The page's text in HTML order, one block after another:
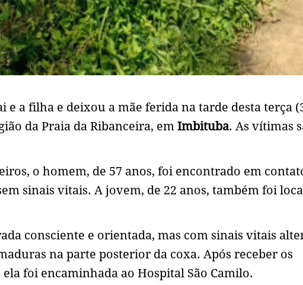
a filha e deixou a mãe ferida na tarde desta terça
da Praia da Ribanceira, em Imbituba. As vítimas
o homem, de 57 anos, foi encontrado em
sinais vitais. A jovem, de 22 anos, também foi
consciente e orientada, mas com sinais vitais
na parte posterior da coxa. Após receber os
foi encaminhada ao Hospital São Camilo.